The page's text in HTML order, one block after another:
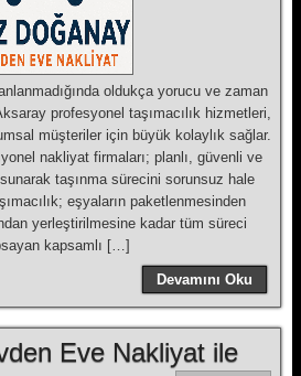
oldukça yorucu ve zaman
profesyonel taşımacılık hizmetleri,
müşteriler için büyük kolaylık sağlar.
nakliyat firmaları; planlı, güvenli ve
taşınma sürecini sorunsuz hale
eşyaların paketlenmesinden
yerleştirilmesine kadar tüm süreci
kapsamlı […]
Devamını Oku
Eve Nakliyat ile